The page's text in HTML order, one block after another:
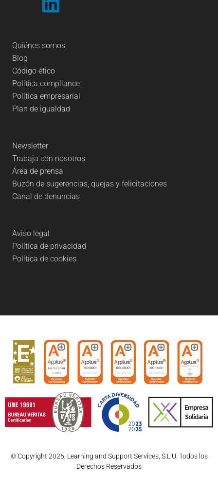
Quiénes somos
Blog
Código ético
Política compliance
Política empresarial
Plan de igualdad
Newsletter
Trabaja con nosotros
Área de prensa
Buzón de sugerencias, quejas y felicitaciones
Canal de denuncias
Aviso legal
Política de privacidad
Política de cookies
© Copyright 2026, Learning and Support Services, S.L.U. Todos los
Derechos Reservados